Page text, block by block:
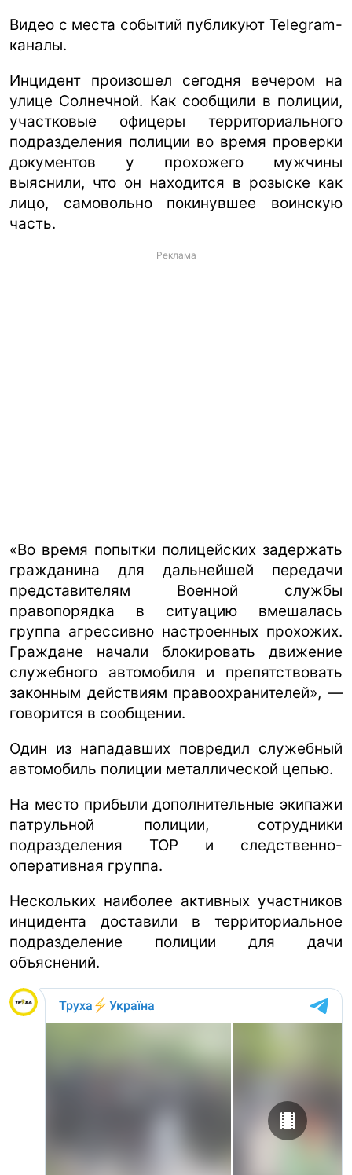
Видео с места событий публикуют Telegram-
каналы.
Инцидент произошел сегодня вечером на
улице Солнечной. Как сообщили в полиции,
участковые офицеры территориального
подразделения полиции во время проверки
документов у прохожего мужчины
выяснили, что он находится в розыске как
лицо, самовольно покинувшее воинскую
часть.
Реклама
«Во время попытки полицейских задержать
гражданина для дальнейшей передачи
представителям Военной службы
правопорядка в ситуацию вмешалась
группа агрессивно настроенных прохожих.
Граждане начали блокировать движение
служебного автомобиля и препятствовать
законным действиям правоохранителей», —
говорится в сообщении.
Один из нападавших повредил служебный
автомобиль полиции металлической цепью.
На место прибыли дополнительные экипажи
патрульной полиции, сотрудники
подразделения ТОР и следственно-
оперативная группа.
Нескольких наиболее активных участников
инцидента доставили в территориальное
подразделение полиции для дачи
объяснений.